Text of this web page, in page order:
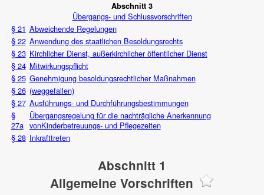
Abschnitt 3
Übergangs- und Schlussvorschriften
§ 21 Abweichende Regelungen
§ 22 Anwendung des staatlichen Besoldungsrechts
§ 23 Kirchlicher Dienst, außerkirchlicher öffentlicher Dienst
§ 24 Mitwirkungspflicht
§ 25 Genehmigung besoldungsrechtlicher Maßnahmen
§ 26 (weggefallen)
§ 27 Ausführungs- und Durchführungsbestimmungen
§
27a
Übergangsregelung für die nachträgliche Anerkennung
vonKinderbetreuungs- und Pflegezeiten
§ 28 Inkrafttreten
Abschnitt 1
Allgemeine Vorschriften